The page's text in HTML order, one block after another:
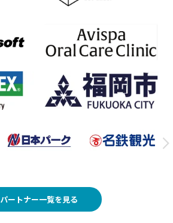
パートナー一覧を見る